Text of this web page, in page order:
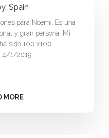
Spain
para Noemi. Es una
y gran persona. Mi
sido 100 x100
4/1/2019
MORE